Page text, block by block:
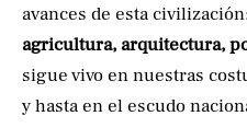
avances de esta
agricultura, arquitectura,
sigue vivo en nuestras
y hasta en el escudo